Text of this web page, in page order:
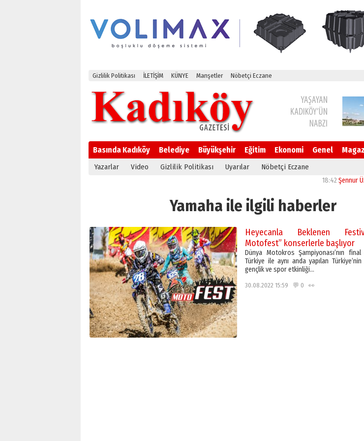
Gizlilik Politikası İLETİŞİM KÜNYE Manşetler Nöbetçi Eczane
Basında Kadıköy Belediye Büyükşehir Eğitim Ekonomi Genel
Yazarlar Video Gizlilik Politikası Uyarılar Nöbetçi Eczane
Şennur
Yamaha ile ilgili haberler
Heyecanla Beklenen
Motofest” konserlerle başlıyor
Dünya Motokros Şampiyonası’nın final
Türkiye ile aynı anda yapılan
gençlik ve spor etkinliği…
30.08.2022 15:59 💬 0 👀